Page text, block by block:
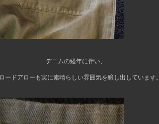
年に伴い、
ローも実に素晴らしい雰囲気を醸し出しています。